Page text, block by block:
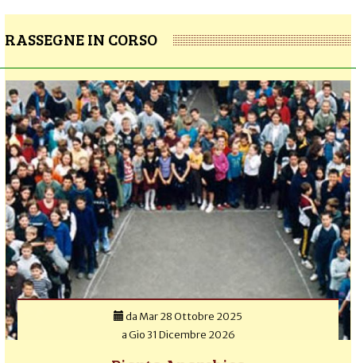
RASSEGNE IN CORSO
da Mar 28 Ottobre 2025
aGio 31 Dicembre 2026